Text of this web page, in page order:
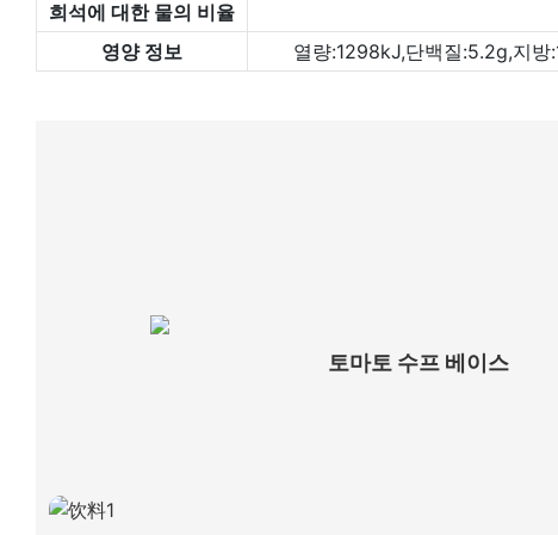
희석에 대한 물의 비율
영양 정보
열량:1298kJ,단백질:5.2g,지
토마토 수프 베이스